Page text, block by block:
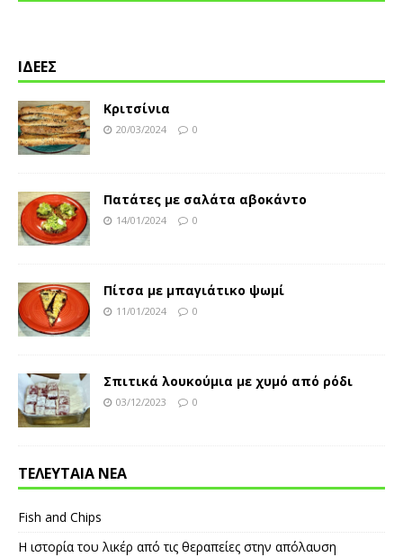
ΙΔΕΕΣ
Κριτσίνια
20/03/2024 0
Πατάτες με σαλάτα αβοκάντο
14/01/2024 0
Πίτσα με μπαγιάτικο ψωμί
11/01/2024 0
Σπιτικά λουκούμια με χυμό από ρόδι
03/12/2023 0
ΤΕΛΕΥΤΑΙΑ ΝΕΑ
Fish and Chips
Η ιστορία του λικέρ από τις θεραπείες στην απόλαυση